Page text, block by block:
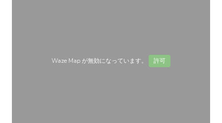
Waze Map が無効になっています。 許可